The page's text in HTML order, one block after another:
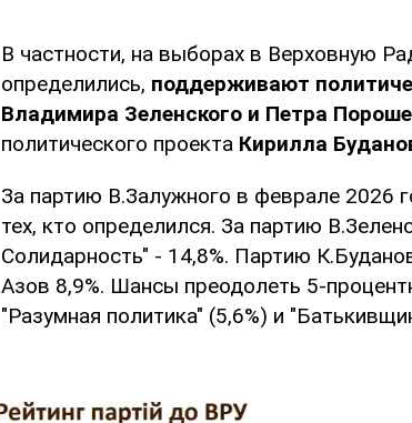
В частности, на выборах в Верховную
определились, поддерживают
Владимира Зеленского и Петра
политического проекта Кирилла
За партию В.Залужного в феврале 2026
тех, кто определился. За партию
Солидарность" - 14,8%. Партию
Азов 8,9%. Шансы преодолеть 5-
"Разумная политика" (5,6%) и